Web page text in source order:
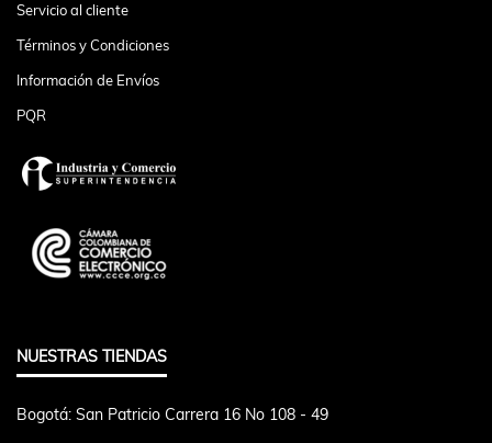
Servicio al cliente
Términos y Condiciones
Información de Envíos
PQR
NUESTRAS TIENDAS
Bogotá: San Patricio Carrera 16 No 108 - 49